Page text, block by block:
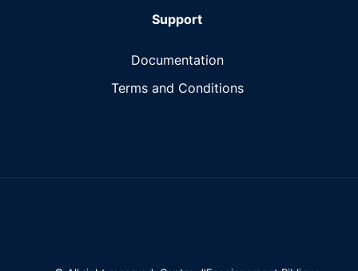
Support
Documentation
Terms and Conditions